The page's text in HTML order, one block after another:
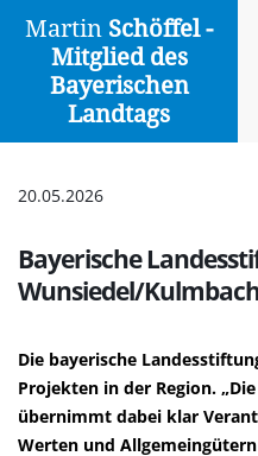
Martin Schöffel -
Mitglied des
Bayerischen
LandtagsZur
20.05.2026
Bayerische
Wunsiedel/
Die bayerische
Projekten in der Region.
übernimmt dabei klar
Werten und